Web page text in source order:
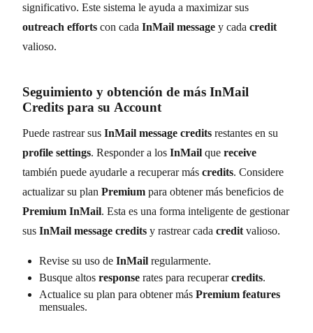
significativo. Este sistema le ayuda a maximizar sus
outreach efforts con cada InMail message y cada credit
valioso.
Seguimiento y obtención de más InMail
Credits para su Account
Puede rastrear sus InMail message credits restantes en su
profile settings. Responder a los InMail que receive
también puede ayudarle a recuperar más credits. Considere
actualizar su plan Premium para obtener más beneficios de
Premium InMail. Esta es una forma inteligente de gestionar
sus InMail message credits y rastrear cada credit valioso.
Revise su uso de InMail regularmente.
Busque altos response rates para recuperarcredits.
Actualice su plan para obtener más Premium features
mensuales.